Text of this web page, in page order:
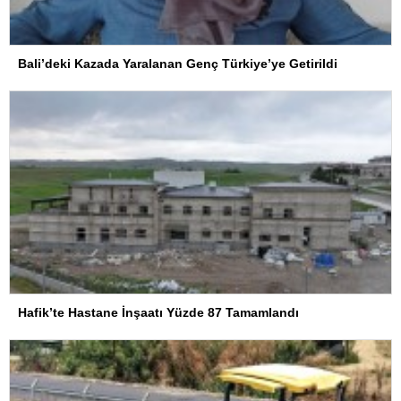
Bali’deki Kazada Yaralanan Genç Türkiye’ye Getirildi
Hafik’te Hastane İnşaatı Yüzde 87 Tamamlandı